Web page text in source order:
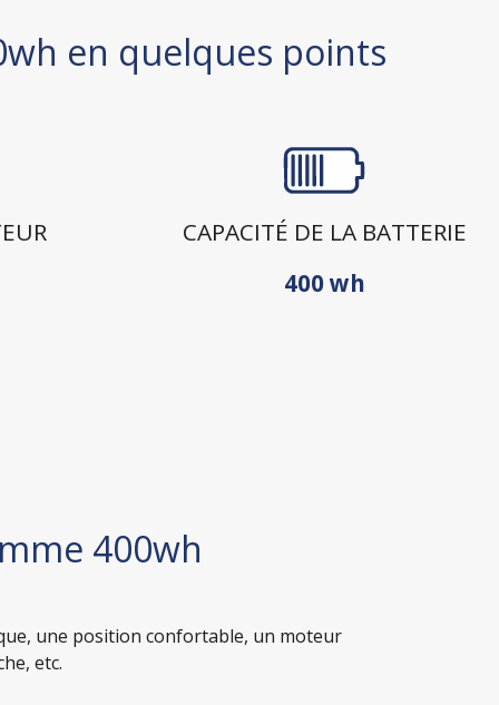
en quelques points
CAPACITÉ DE LA BATTERIE
400 wh
400wh
une position confortable, un moteur
etc.